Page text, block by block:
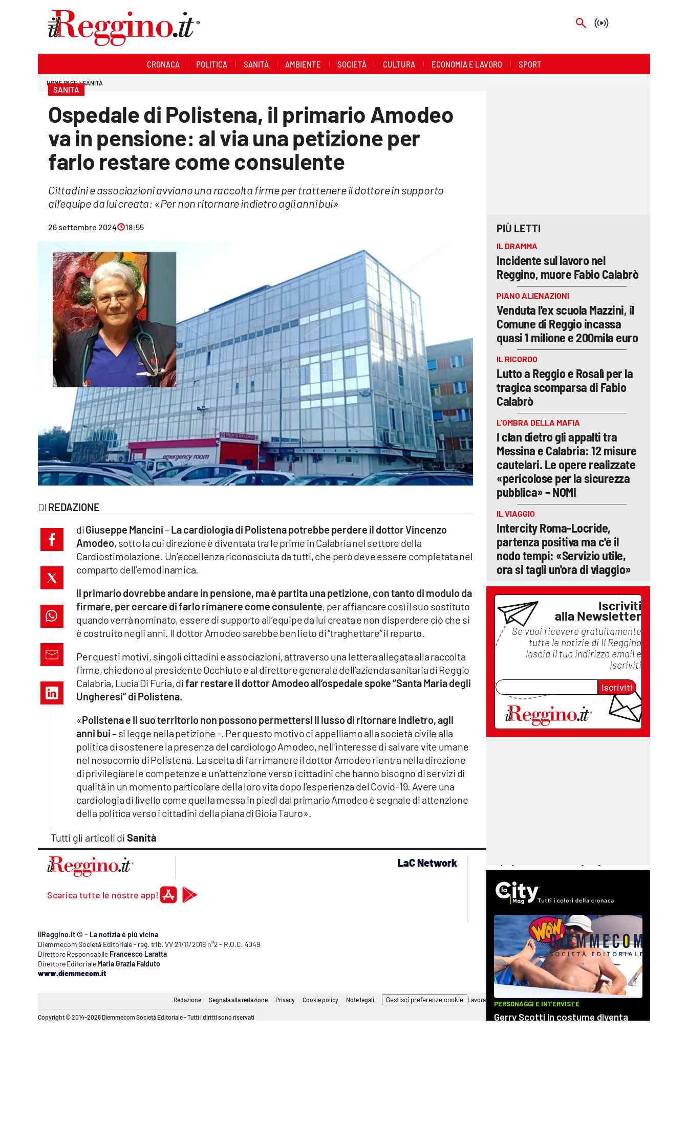
ilvibonese.it
catanzarochannel.it
lacapitalenews.it
Vai
CRONACA POLITICA SANITÀ AMBIENTE SOCIETÀ CULTURA ECONOMIA E LAVORO SPORT
HOME PAGE SANITÀ
SANITÀ
Ospedale di Polistena, il primario Amodeo
va in pensione: al via una petizione per
farlo restare come consulente
Cittadini e associazioni avviano una raccolta firme per trattenere il dottore in supporto
all’equipe da lui creata: «Per non ritornare indietro agli anni bui»
26 settembre 2024 18:55
REDAZIONE
Tutti gli articoli di Sanità
diGiuseppe Mancini–La cardiologia di Polistena potrebbe perdere il dottor Vincenzo
Amodeo, sotto la cui direzione è diventata tra le prime in Calabria nel settore della
Cardiostimolazione. Un’eccellenza riconosciuta da tutti, che però deve essere completata nel
comparto dell’emodinamica.
Il primario dovrebbe andare in pensione, ma è partita una petizione, con tanto di modulo da
firmare, per cercare di farlo rimanere come consulente, per affiancare così il suo sostituto
quando verrà nominato, essere di supporto all’equipe da lui creata e non disperdere ciò che si
è costruito negli anni. Il dottor Amodeo sarebbe ben lieto di “traghettare” il reparto.
Per questi motivi, singoli cittadini e associazioni, attraverso una lettera allegata alla raccolta
firme, chiedono al presidente Occhiuto e al direttore generale dell’azienda sanitaria di Reggio
Calabria, Lucia Di Furia, difar restare il dottor Amodeo all’ospedale spoke “Santa Maria degli
Ungheresi” di Polistena.
«Polistena e il suo territorio non possono permettersi il lusso di ritornare indietro, agli
anni bui– si legge nella petizione -. Per questo motivo ci appelliamo alla società civile alla
politica di sostenere la presenza del cardiologo Amodeo, nell’interesse di salvare vite umane
nel nosocomio di Polistena. La scelta di far rimanere il dottor Amodeo rientra nella direzione
di privilegiare le competenze e un’attenzione verso i cittadini che hanno bisogno di servizi di
qualità in un momento particolare della loro vita dopo l’esperienza del Covid-19. Avere una
cardiologia di livello come quella messa in piedi dal primario Amodeo è segnale di attenzione
della politica verso i cittadini della piana di Gioia Tauro».
PIÙ LETTI
IL DRAMMA
Incidente sul lavoro nel
Reggino, muore Fabio Calabrò
PIANO ALIENAZIONI
Venduta l'ex scuola Mazzini, il
Comune di Reggio incassa
quasi 1 milione e 200mila euro
IL RICORDO
Lutto a Reggio e Rosalì per la
tragica scomparsa di Fabio
Calabrò
L’OMBRA DELLA MAFIA
I clan dietro gli appalti tra
Messina e Calabria: 12 misure
cautelari. Le opere realizzate
«pericolose per la sicurezza
pubblica» – NOMI
IL VIAGGIO
Intercity Roma-Locride,
partenza positiva ma c'è il
nodo tempi: «Servizio utile,
ora si tagli un'ora di viaggio»
Iscriviti
alla Newsletter
Se vuoi ricevere gratuitamente
tutte le notizie di Il Reggino
lascia il tuo indirizzo email e
iscriviti
Iscriviti
Scarica tutte le nostre app!
LaC Network
lactv.it
laconair.it
lacapitalenews.it
ilvibonese.it
ilReggino.it © – La notizia è più vicina
Diemmecom Società Editoriale - reg. trib. VV 21/11/2019 n°2 - R.O.C. 4049
Direttore Responsabile Francesco Laratta
Direttore Editoriale Maria Grazia Falduto
www.diemmecom.it
Redazione Segnala alla redazione Privacy Cookie policy Note legali Gestisci preferenze cookie Lavora con noi
Copyright © 2014-2026 Diemmecom Società Editoriale - Tutti i diritti sono riservati